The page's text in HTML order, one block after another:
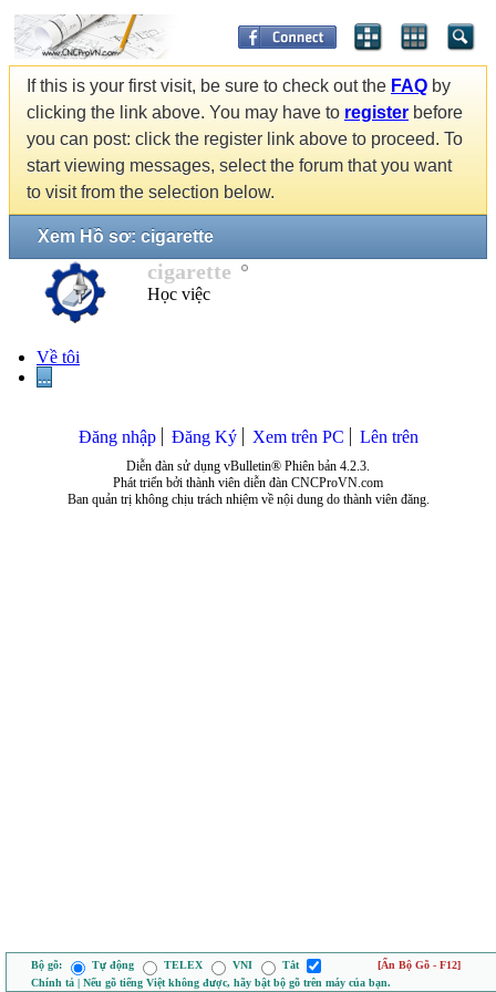
If this is your first visit, be sure to check out the FAQ by
clicking the link above. You may have to register before
you can post: click the register link above to proceed. To
start viewing messages, select the forum that you want
to visit from the selection below.
Xem Hồ sơ: cigarette
cigarette
Học việc
Về tôi
...
Đăng nhập Đăng Ký Xem trên PC Lên trên
Diễn đàn sử dụng vBulletin® Phiên bản 4.2.3.
Phát triển bởi thành viên diễn đàn CNCProVN.com
Ban quản trị không chịu trách nhiệm về nội dung do thành viên đăng.
Bộ gõ: Tự động TELEX VNI Tắt
[Ẩn Bộ Gõ - F12]
Chính tả | Nếu gõ tiếng Việt không được, hãy bật bộ gõ trên máy của bạn.